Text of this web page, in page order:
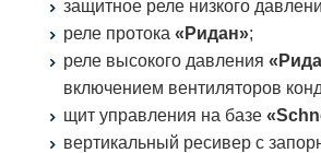
защитное реле низкого
реле протока «Ридан»;
реле высокого давления
включением вентиляторов
щит управления на базе
вертикальный ресивер с